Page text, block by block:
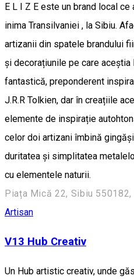
E L I Z E este un brand local
inima Transilvaniei , la Sibiu.
artizanii din spatele brandului
și decorațiunile pe care
fantastică, preponderent
J.R.R Tolkien, dar în creațiile
elemente de inspirație
celor doi artizani îmbină
duritatea și simplitatea
cu elementele naturii.
Piața Mică 22, Sibiu 550182,
Artisan
V13 Hub Creativ
Un Hub artistic creativ, unde